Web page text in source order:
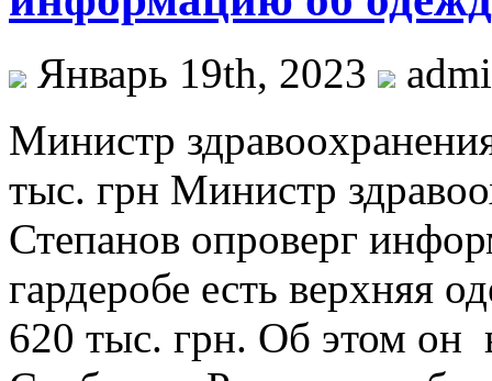
Январь 19th, 2023
Министр
тыс. грн Министр
Степанов опроверг
гардеробе есть верхняя
620 тыс. грн. Об этом он